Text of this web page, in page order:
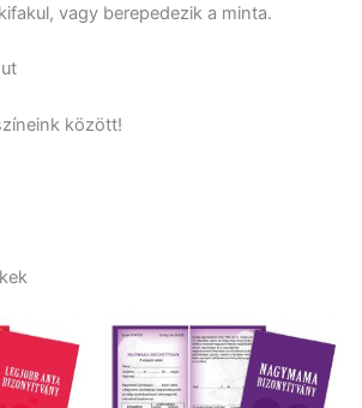
vagy berepedezik a minta.
között!